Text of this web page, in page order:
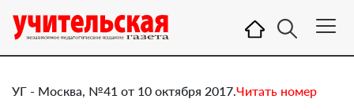
УГ - Москва, №41 от 10 октября 2017.Читать номер